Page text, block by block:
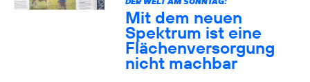
Mit dem neuen
Spektrum ist eine
Flächenversorgung
nicht machbar